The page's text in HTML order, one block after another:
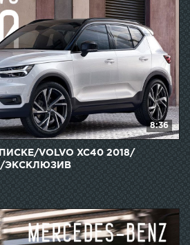
8:36
VOLVO XC40 2018/
ЭКСКЛЮЗИВ